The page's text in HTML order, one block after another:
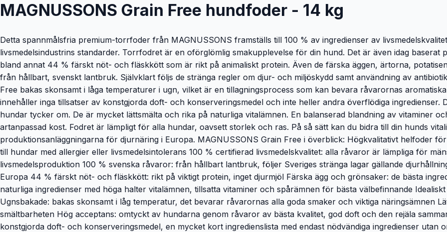
MAGNUSSONS Grain Free hundfoder - 14 kg
Detta spannmålsfria premium-torrfoder från MAGNUSSONS framställs till 100 % av ingredienser av
livsmedelsindustrins standarder. Torrfodret är en oförglömlig smakupplevelse för din hund. Det är även idag baserat
bland annat 44 % färskt nöt- och fläskkött som är rikt på animaliskt protein. Även de färska äggen, ärtorna,
från hållbart, svenskt lantbruk. Självklart följs de stränga regler om djur- och miljöskydd samt användning av
Free bakas skonsamt i låga temperaturer i ugn, vilket är en tillagningsprocess som kan bevara råvarornas
innehåller inga tillsatser av konstgjorda doft- och konserveringsmedel och inte heller andra överflödiga
hundar tycker om. De är mycket lättsmälta och rika på naturliga vitalämnen. En balanserad blandning av vitaminer
artanpassad kost. Fodret är lämpligt för alla hundar, oavsett storlek och ras. På så sätt kan du bidra till din hunds
produktionsanläggningarna för djurnäring i Europa. MAGNUSSONS Grain Free i överblick: Högkvalitativt helfoder
till hundar med allergier eller livsmedelsintolerans 100 % certifierad livsmedelskvalitet: alla råvaror är lämpliga för
livsmedelsproduktion 100 % svenska råvaror: från hållbart lantbruk, följer Sveriges stränga lagar gällande
Europa 44 % färskt nöt- och fläskkött: rikt på viktigt protein, inget djurmjöl Färska ägg och grönsaker: de bästa
naturliga ingredienser med höga halter vitalämnen, tillsatta vitaminer och spårämnen för bästa välbefinnande
Ugnsbakade: bakas skonsamt i låg temperatur, det bevarar råvarornas alla goda smaker och viktiga näringsämnen
smältbarheten Hög acceptans: omtyckt av hundarna genom råvaror av bästa kvalitet, god doft och den rejäla
konstgjorda doft- och konserveringsmedel, en mycket kort ingredienslista med endast nödvändiga ingredienser utan